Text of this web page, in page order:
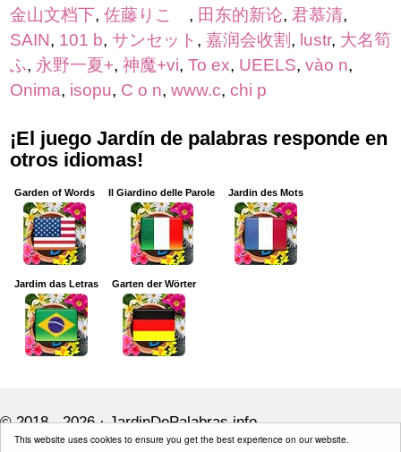
This website uses cookies to ensure you get the best experience on our website.
金山文档下, 佐藤りこ , 田东的新论, 君慕清,
SAIN, 101 b, サンセット , 嘉润会收割 , lustr, 大名筍
ふ, 永野一夏+, 神魔+vi, To ex, UEELS, vào n,
Onima, isopu, C o n, www.c, chi p
¡El juego Jardín de palabras responde en
otros idiomas!
Garden of Words Il Giardino delle Parole Jardin des Mots
Jardim das Letras Garten der Wörter
© 2018 - 2026 ·JardinDePalabras.info
JardinDePalabras.info is not affiliated with the applications mentioned on this site.